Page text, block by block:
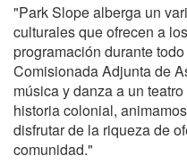
"Park Slope alberga un
culturales que ofrecen a
programación durante
Comisionada Adjunta de
música y danza a un
historia colonial,
disfrutar de la riqueza de
comunidad."